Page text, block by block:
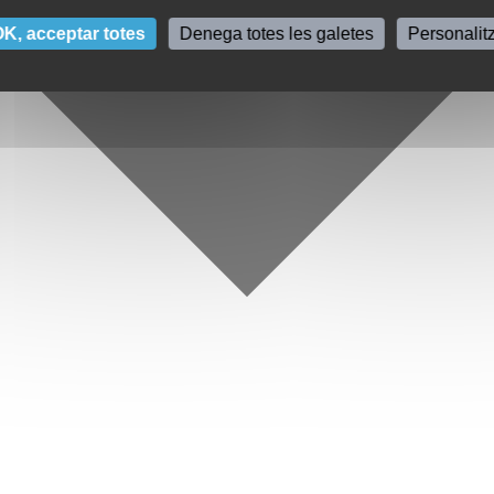
acceptar totes Denega totes les galetes